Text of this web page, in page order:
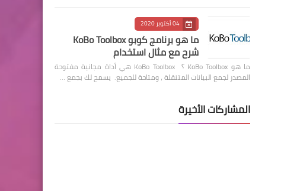
04 أكتوبر 2020
ما هو برنامج كوبو KoBo Toolbox
شرح مع مثال استخدام
ما هو KoBo Toolbox ؟ KoBo Toolbox هي أداة مجانية مفتوحة
المصدر لجمع البيانات المتنقلة ، ومتاحة للجميع. يسمح لك بجمع …
المشاركات الأخيرة